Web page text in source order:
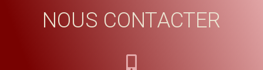
NOUS CONTACTER